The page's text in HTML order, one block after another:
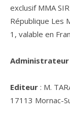
exclusif MMA
République Les
1, valable en
Administrateur
Editeur : M.
17113 Mornac-